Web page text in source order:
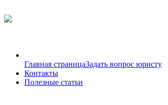
Главная страницаЗадать вопрос юристу
Контакты
Полезные статьи